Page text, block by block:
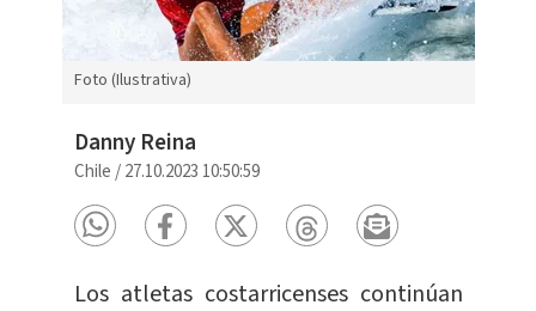
Foto (Ilustrativa)
Danny Reina
Chile /27.10.2023 10:50:59
Los atletas costarricenses continúan